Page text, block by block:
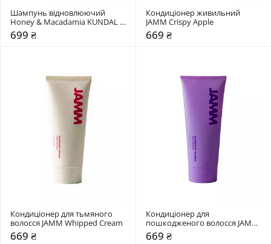
Шампунь відновлюючий
Honey & Macadamia KUNDAL
Aroma Edition Jasmine Woody
699 ₴
Кондиціонер живильний
JAMM Crispy Apple
669 ₴
Кондиціонер для тьмяного
волосся JAMM Whipped Cream
669 ₴
Кондиціонер для
пошкодженого волосся JAMM
Blueberry Sorbet
669 ₴